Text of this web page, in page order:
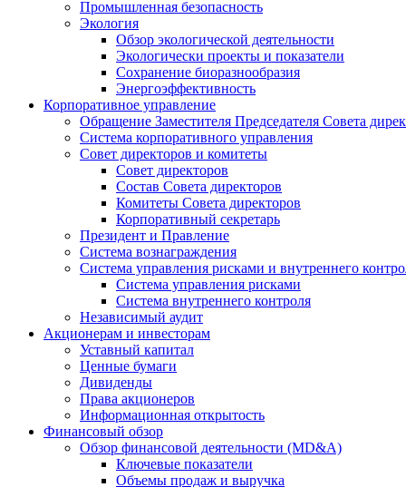
Промышленная безопасность
Экология
Обзор экологической деятельности
Экологически проекты и показатели
Сохранение биоразнообразия
Энергоэффективность
Корпоративное управление
Обращение Заместителя Председателя Совета
Система корпоративного управления
Совет директоров и комитеты
Совет директоров
Состав Совета директоров
Комитеты Совета директоров
Корпоративный секретарь
Президент и Правление
Система вознаграждения
Система управления рисками и внутреннего
Система управления рисками
Система внутреннего контроля
Независимый аудит
Акционерам и инвесторам
Уставный капитал
Ценные бумаги
Дивиденды
Права акционеров
Информационная открытость
Финансовый обзор
Обзор финансовой деятельности (MD&A)
Ключевые показатели
Объемы продаж и выручка